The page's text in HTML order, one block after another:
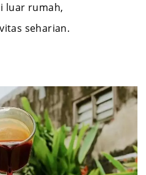
luar rumah,
seharian.